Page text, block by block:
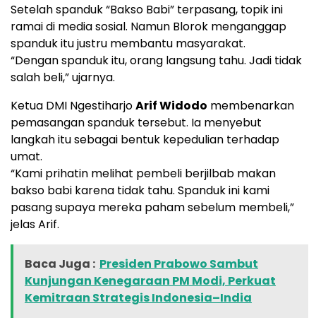
Setelah spanduk “Bakso Babi” terpasang, topik ini
ramai di media sosial. Namun Blorok menganggap
spanduk itu justru membantu masyarakat.
“Dengan spanduk itu, orang langsung tahu. Jadi tidak
salah beli,” ujarnya.
Ketua DMI NgestiharjoArif Widodo membenarkan
pemasangan spanduk tersebut. Ia menyebut
langkah itu sebagai bentuk kepedulian terhadap
umat.
“Kami prihatin melihat pembeli berjilbab makan
bakso babi karena tidak tahu. Spanduk ini kami
pasang supaya mereka paham sebelum membeli,”
jelas Arif.
Baca Juga : Presiden Prabowo Sambut
Kunjungan Kenegaraan PM Modi, Perkuat
Kemitraan Strategis Indonesia–India